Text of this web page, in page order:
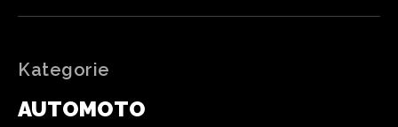
Kategorie
AUTOMOTO